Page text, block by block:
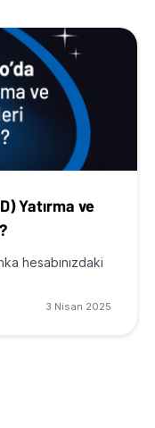
Yatırma ve
hesabınızdaki
3 Nisan 2025